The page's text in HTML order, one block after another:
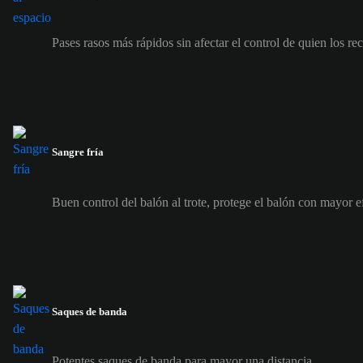
Pases rasos más rápidos sin afectar el control de quien los
Sangre fría
Buen control del balón al trote, protege el balón con mayor
Saques de banda